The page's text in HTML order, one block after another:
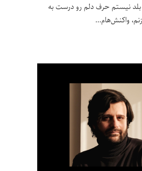
نیستم حرف دلم رو درست به
واکنش‌هام